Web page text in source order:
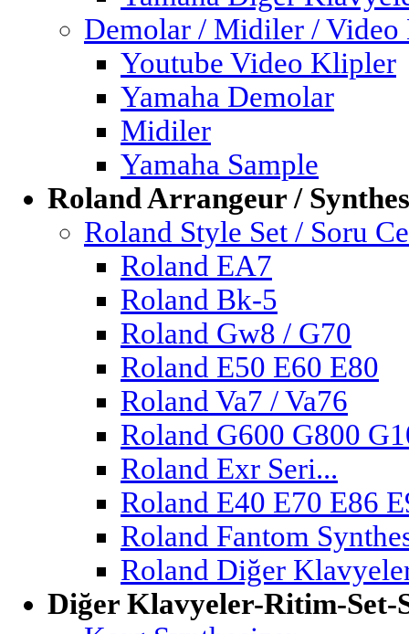
Demolar / Midiler / Video
Youtube Video Klipler
Yamaha Demolar
Midiler
Yamaha Sample
Roland Arrangeur /
Roland Style Set / Soru
Roland EA7
Roland Bk-5
Roland Gw8 / G70
Roland E50 E60 E80
Roland Va7 / Va76
Roland G600 G800
Roland Exr Seri...
Roland E40 E70 E86
Roland Fantom
Roland Diğer
Diğer Klavyeler-Ritim-Set-